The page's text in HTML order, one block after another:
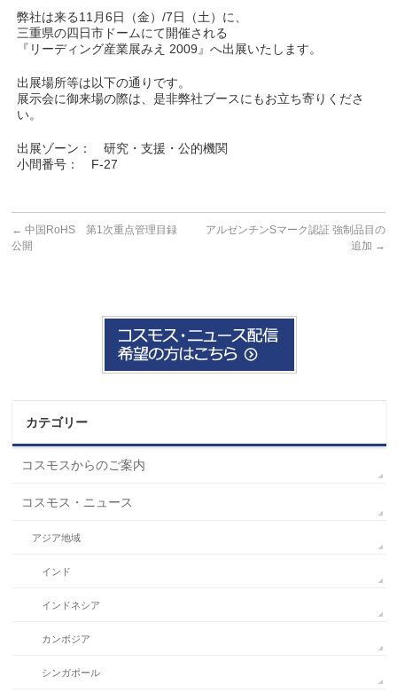
弊社は来る11月6日（金）/7日（土）に、
三重県の四日市ドームにて開催される
『リーディング産業展みえ 2009』へ出展いたします。
出展場所等は以下の通りです。
展示会に御来場の際は、是非弊社ブースにもお立ち寄りくださ
い。
出展ゾーン： 研究・支援・公的機関
小間番号： F-27
← 中国RoHS 第1次重点管理目録
公開
アルゼンチンSマーク認証 強制品目の
追加 →
カテゴリー
コスモスからのご案内
コスモス・ニュース
アジア地域
インド
インドネシア
カンボジア
シンガポール